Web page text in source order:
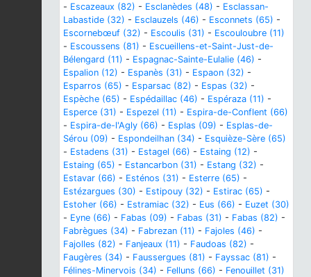
- Escazeaux (82) - Esclanèdes (48) - Esclassan-
Labastide (32) - Esclauzels (46) - Esconnets (65) -
Escornebœuf (32) - Escoulis (31) - Escouloubre (11)
- Escoussens (81) - Escueillens-et-Saint-Just-de-
Bélengard (11) - Espagnac-Sainte-Eulalie (46) -
Espalion (12) - Espanès (31) - Espaon (32) -
Esparros (65) - Esparsac (82) - Espas (32) -
Espèche (65) - Espédaillac (46) - Espéraza (11) -
Esperce (31) - Espezel (11) - Espira-de-Conflent (66)
- Espira-de-l'Agly (66) - Esplas (09) - Esplas-de-
Sérou (09) - Espondeilhan (34) - Esquièze-Sère (65)
- Estadens (31) - Estagel (66) - Estaing (12) -
Estaing (65) - Estancarbon (31) - Estang (32) -
Estavar (66) - Esténos (31) - Esterre (65) -
Estézargues (30) - Estipouy (32) - Estirac (65) -
Estoher (66) - Estramiac (32) - Eus (66) - Euzet (30)
- Eyne (66) - Fabas (09) - Fabas (31) - Fabas (82) -
Fabrègues (34) - Fabrezan (11) - Fajoles (46) -
Fajolles (82) - Fanjeaux (11) - Faudoas (82) -
Faugères (34) - Faussergues (81) - Fayssac (81) -
Félines-Minervois (34) - Felluns (66) - Fenouillet (31)